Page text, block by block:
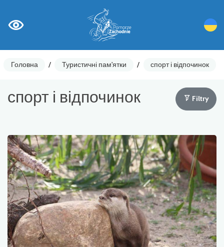
Головна / Туристичні пам'ятки / спорт і відпочинок
спорт і відпочинок Filtry
Лічильники циклів
Ostrzeżenia
Цікаві місця
Гастрономія
інформація для туристів